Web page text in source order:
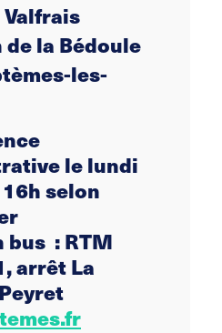
Valfrais
de la Bédoule
les-
le lundi
selon
bus : RTM
arrêt La